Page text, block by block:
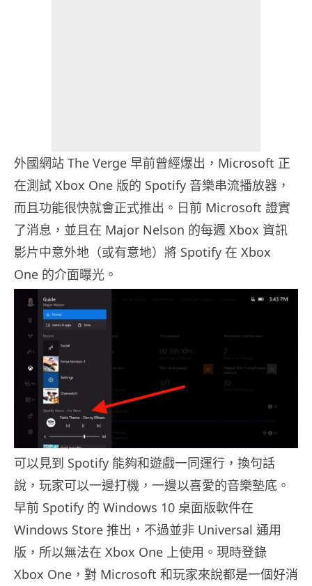
外國網站 The Verge 早前曾經爆出，Microsoft 正
在測試 Xbox One 版的 Spotify 音樂串流播放器，
而且功能很快就會正式推出。日前 Microsoft 證實
了消息，並且在 Major Nelson 的每週 Xbox 資訊
影片中意外地（或有意地）將 Spotify 在 Xbox
One 的介面曝光。
可以見到 Spotify 能夠和遊戲一同運行，換句話
說，玩家可以一邊打機，一邊以喜愛的音樂墊底。
早前 Spotify 的 Windows 10 桌面版軟件在
Windows Store 推出，不過並非 Universal 通用
版，所以無法在 Xbox One 上使用。現時登錄
Xbox One，對 Microsoft 和玩家來說都是一個好消